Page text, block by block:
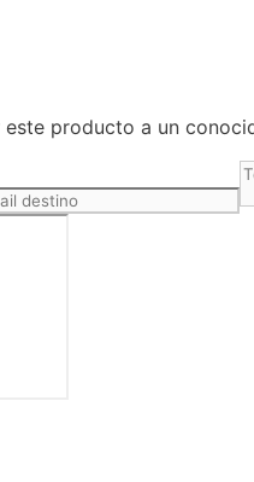
este producto a un